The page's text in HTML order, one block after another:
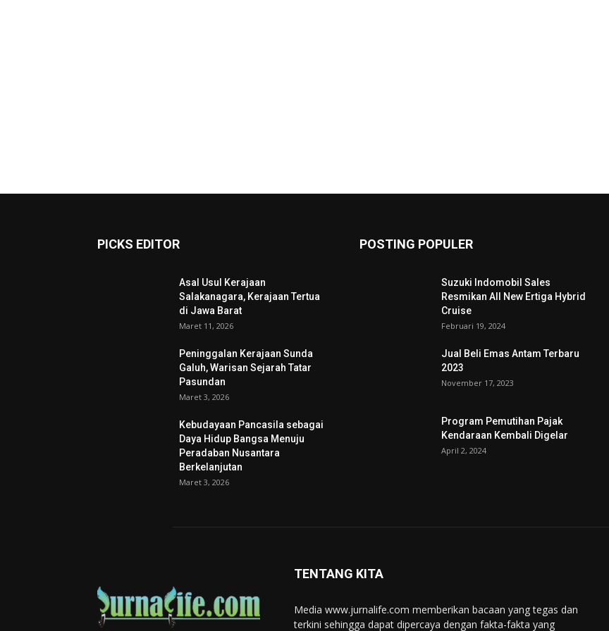
PICKS EDITOR
Asal Usul Kerajaan
Salakanagara, Kerajaan Tertua
di Jawa Barat
Maret 11, 2026
Peninggalan Kerajaan Sunda
Galuh, Warisan Sejarah Tatar
Pasundan
Maret 3, 2026
Kebudayaan Pancasila sebagai
Daya Hidup Bangsa Menuju
Peradaban Nusantara
Berkelanjutan
Maret 3, 2026
POSTING POPULER
Suzuki Indomobil Sales
Resmikan All New Ertiga Hybrid
Cruise
Februari 19, 2024
Jual Beli Emas Antam Terbaru
2023
November 17, 2023
Program Pemutihan Pajak
Kendaraan Kembali Digelar
April 2, 2024
TENTANG KITA
Media www.jurnalife.com memberikan bacaan yang tegas dan
terkini sehingga dapat dipercaya dengan fakta-fakta yang